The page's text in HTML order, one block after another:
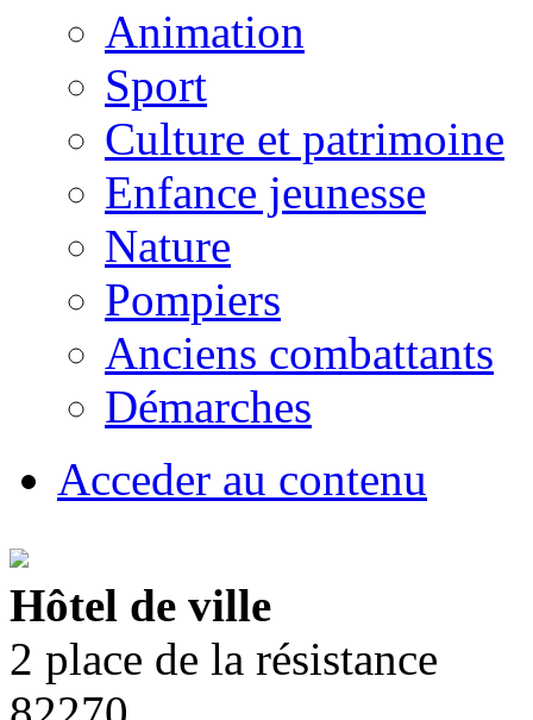
Animation
Sport
Culture et patrimoine
Enfance jeunesse
Nature
Pompiers
Anciens combattants
Démarches
Acceder au contenu
Hôtel de ville
2 place de la résistance